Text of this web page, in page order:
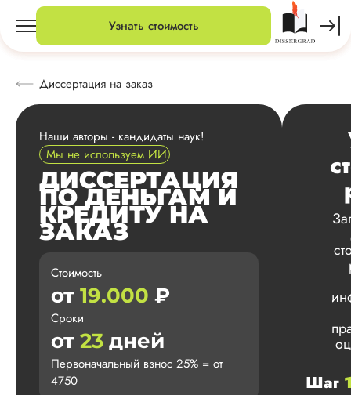
Узнать стоимость
Диссертация на заказ
Наши авторы - кандидаты наук!
Мы не используем ИИ
ДИССЕРТАЦИЯ
ПО ДЕНЬГАМ И
КРЕДИТУ НА
ЗАКАЗ
Стоимость
от 19.000 ₽
Сроки
от 23 дней
Первоначальный взнос 25% = от
4750
Шаг